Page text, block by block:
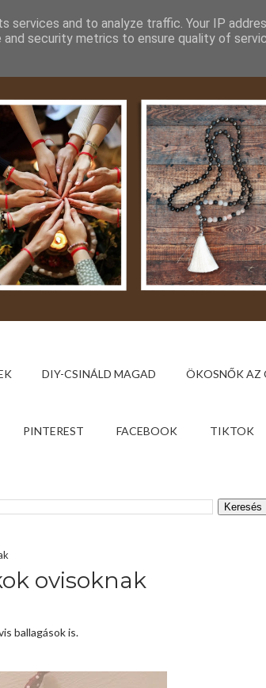
DIY-CSINÁLD MAGAD ÖKOSNŐK AZ
PINTEREST FACEBOOK TIKTOK
ovisoknak
ballagások is.
services and to analyze traffic. Your IP
security metrics to ensure quality of